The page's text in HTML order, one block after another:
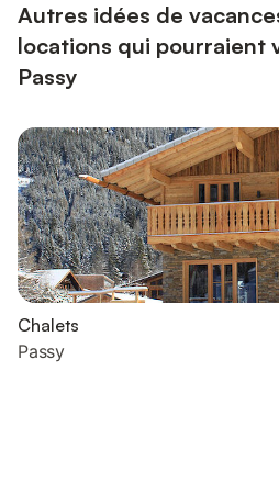
Autres idées de
locations qui pourraient
Passy
Chalets
Passy